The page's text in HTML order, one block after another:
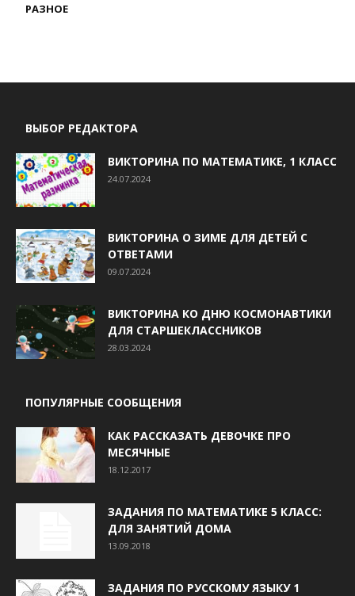
РАЗНОЕ
ВЫБОР РЕДАКТОРА
ВИКТОРИНА ПО МАТЕМАТИКЕ, 1 КЛАСС
24.07.2024
ВИКТОРИНА О ЗИМЕ ДЛЯ ДЕТЕЙ С
ОТВЕТАМИ
09.07.2024
ВИКТОРИНА КО ДНЮ КОСМОНАВТИКИ
ДЛЯ СТАРШЕКЛАССНИКОВ
28.03.2024
ПОПУЛЯРНЫЕ СООБЩЕНИЯ
КАК РАССКАЗАТЬ ДЕВОЧКЕ ПРО
МЕСЯЧНЫЕ
18.12.2017
ЗАДАНИЯ ПО МАТЕМАТИКЕ 5 КЛАСС:
ДЛЯ ЗАНЯТИЙ ДОМА
13.09.2018
ЗАДАНИЯ ПО РУССКОМУ ЯЗЫКУ 1